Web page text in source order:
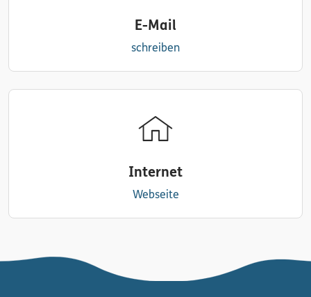
E-Mail
schreiben
Internet
Webseite